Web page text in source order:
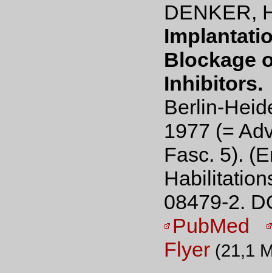
DENKER,
Blockage
Inhibitors.
Berlin-
1977 (=
Fasc. 5).
08479-2.
PubMed
Flyer (21,1